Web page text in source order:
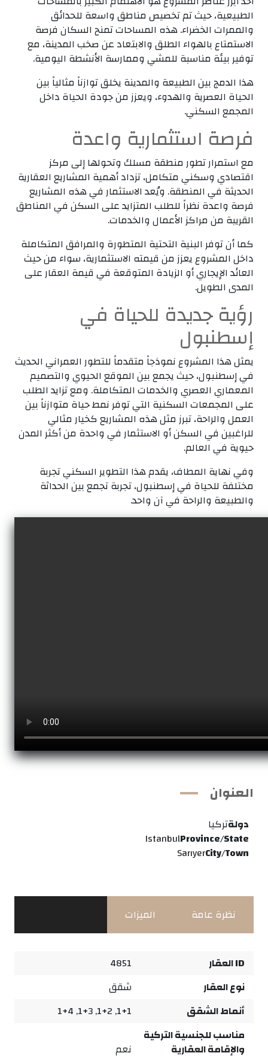
الطبيعية، حيث تم تخصيص مناطق واسعة للحدائق
والممرات الخضراء. هذه المساحات تمنح السكان فرصة
الاستمتاع بالهواء الطلق والابتعاد عن صخب المدينة، مع
توفير بيئة مناسبة للمشي وممارسة الأنشطة اليومية.
هذا الدمج بين الطبيعة والمدينة يخلق توازناً مثالياً بين
الحياة العصرية والهدوء، ويعزز من جودة الحياة داخل
المجمع السكني.
فرصة استثمارية واعدة
مع استمرار تطور منطقة مسلك وتحولها إلى مركز
اقتصادي وسكني متكامل، تزداد أهمية المشاريع العقارية
الحديثة في المنطقة. ويُعد الاستثمار في هذه المشاريع
فرصة واعدة نظراً للطلب المتزايد على السكن في المناطق
القريبة من مراكز الأعمال والخدمات.
كما أن توفر البنية التحتية المتطورة والمرافق المتكاملة
داخل المشروع يعزز من قيمته الاستثمارية، سواء من حيث
العائد الإيجاري أو الزيادة المتوقعة في قيمة العقار على
المدى الطويل.
رؤية جديدة للحياة في
إسطنبول
يمثل هذا المشروع نموذجاً متقدماً للتطور العمراني الحديث
في إسطنبول، حيث يجمع بين الموقع الحيوي والتصميم
المعماري العصري والخدمات المتكاملة. ومع تزايد الطلب
على المجمعات السكنية التي توفر نمط حياة متوازناً بين
العمل والراحة، تبرز مثل هذه المشاريع كخيار مثالي
للراغبين في السكن أو الاستثمار في واحدة من أكثر المدن
حيوية في العالم.
وفي نهاية المطاف، يقدم هذا التطوير السكني تجربة
مختلفة للحياة في إسطنبول، تجربة تجمع بين الحداثة
والطبيعة والراحة في آن واحد.
العنوان
دولةتركيا
Province/State
Istanbul
City/Town
Sarıyer
نظرة عامة الميزات
ID العقار
4851
نوع العقار
شقق
أنماط الشقق
1+1, 1+2, 1+3, 1+4
مناسب للجنسية التركية
والإقامة العقارية
نعم